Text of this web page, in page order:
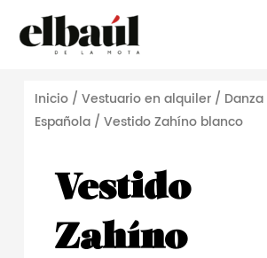
contenido
Inicio/ Vestuario en alquiler/ Danza
Española/ Vestido Zahíno blanco
Vestido
Zahíno